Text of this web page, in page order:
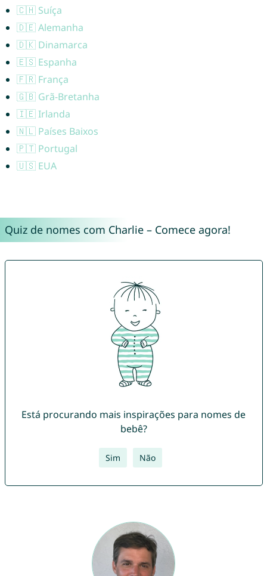
🇨🇭 Suíça
🇩🇪 Alemanha
🇩🇰 Dinamarca
🇪🇸 Espanha
🇫🇷 França
🇬🇧 Grã-Bretanha
🇮🇪 Irlanda
🇳🇱 Países Baixos
🇵🇹 Portugal
🇺🇸 EUA
Quiz de nomes com Charlie – Comece agora!
Está procurando mais inspirações para nomes de
bebê?
Sim Não